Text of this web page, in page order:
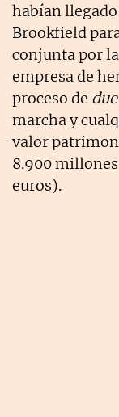
habían
Brookfield
conjunta por
empresa de
proceso de
marcha y
valor
8.900
euros).